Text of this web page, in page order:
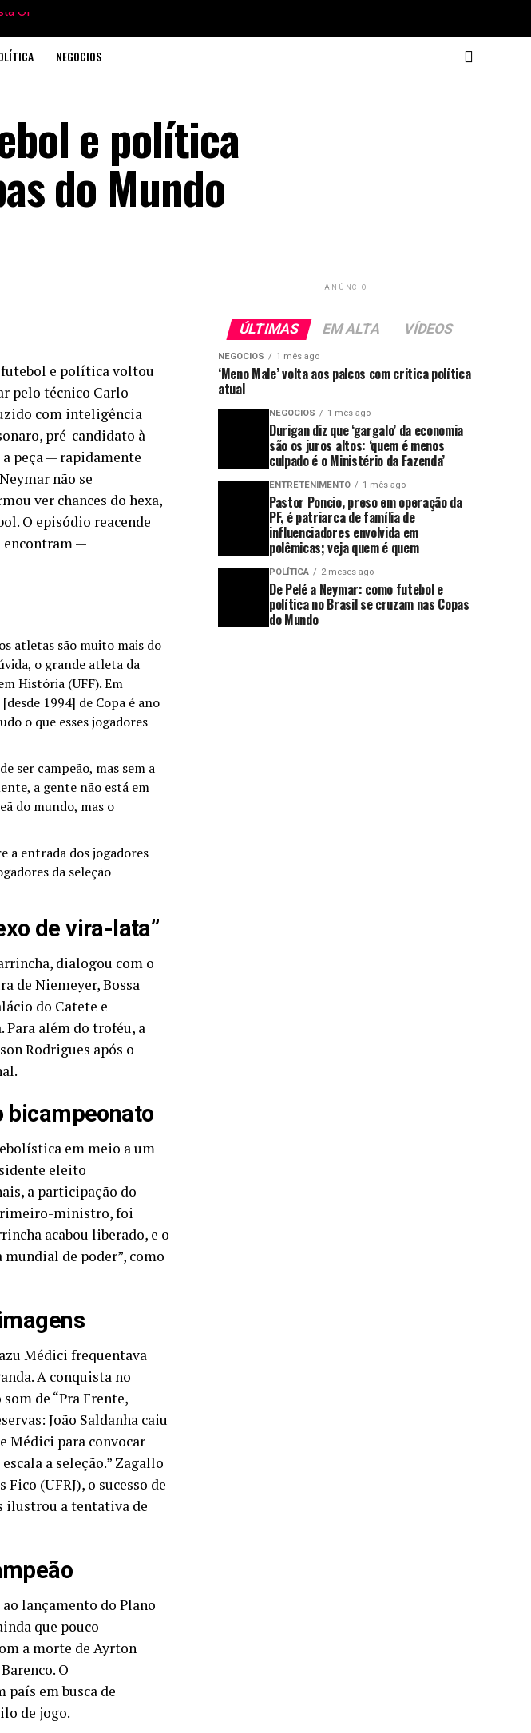
NEGOCIOS
e política
do Mundo
futebol e política voltou
pelo técnico Carlo
com inteligência
pré-candidato à
a peça — rapidamente
não se
ver chances do hexa,
O episódio reacende
encontram —
atletas são muito mais do
o grande atleta da
História (UFF). Em
1994] de Copa é ano
o que esses jogadores
ser campeão, mas sem a
a gente não está em
do mundo, mas o
a entrada dos jogadores
da seleção
de vira-lata”
dialogou com o
de Niemeyer, Bossa
do Catete e
Para além do troféu, a
Rodrigues após o
bicampeonato
em meio a um
eleito
a participação do
ministro, foi
acabou liberado, e o
de poder”, como
Médici frequentava
A conquista no
de “Pra Frente,
João Saldanha caiu
Médici para convocar
a seleção.” Zagallo
(UFRJ), o sucesso de
ilustrou a tentativa de
lançamento do Plano
que pouco
a morte de Ayrton
O
em busca de
de jogo.
ANÚNCIO
ÚLTIMAS EM ALTA VÍDEOS
NEGOCIOS 1 mês ago
‘Meno Male’ volta aos palcos com critica política
atual
NEGOCIOS 1 mês ago
Durigan diz que ‘gargalo’ da economia
são os juros altos: ‘quem é menos
culpado é o Ministério da Fazenda’
ENTRETENIMENTO 1 mês ago
Pastor Poncio, preso em operação da
PF, é patriarca de família de
influenciadores envolvida em
polêmicas; veja quem é quem
POLÍTICA 2 meses ago
De Pelé a Neymar: como futebol e
política no Brasil se cruzam nas Copas
do Mundo